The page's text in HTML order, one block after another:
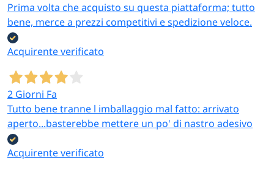
Prima volta che acquisto su questa piattaforma; tutto
bene, merce a prezzi competitivi e spedizione veloce.
Acquirente verificato
2 Giorni Fa
Tutto bene tranne l imballaggio mal fatto: arrivato
aperto...basterebbe mettere un po' di nastro adesivo
Acquirente verificato